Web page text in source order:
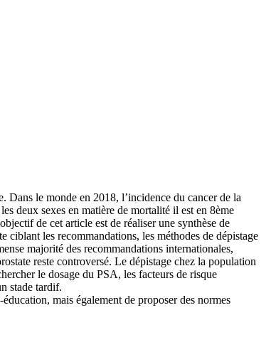
Dans le monde en 2018, l’incidence du cancer de la
deux sexes en matière de mortalité il est en 8ème
de cet article est de réaliser une synthèse de
ciblant les recommandations, les méthodes de dépistage
majorité des recommandations internationales,
reste controversé. Le dépistage chez la population
le dosage du PSA, les facteurs de risque
stade tardif.
mais également de proposer des normes